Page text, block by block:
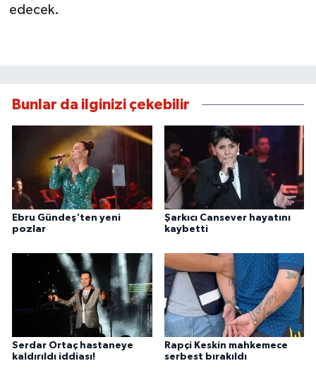
edecek.
Bunlar da ilginizi çekebilir
Ebru Gündeş'ten yeni
pozlar
Şarkıcı Cansever hayatını
kaybetti
Serdar Ortaç hastaneye
kaldırıldı iddiası!
Rapçi Keskin mahkemece
serbest bırakıldı